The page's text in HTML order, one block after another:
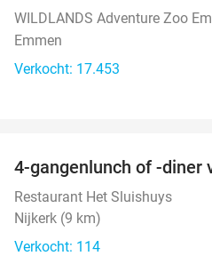
WILDLANDS Adventure Zoo
Emmen
Verkocht: 17.453
4-gangenlunch of -diner
Restaurant Het Sluishuys
Nijkerk (9 km)
Verkocht: 114